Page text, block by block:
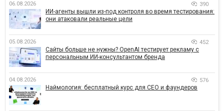
06.08.2026 390
ИИ-агенты вышли из-под контроля во время тестирования:
они атаковали реальные цели
05.08.2026 452
Сайты больше не нужны? OpenAI тестирует рекламу с
персональным ИИ-консультантом бренда
04.08.2026 576
Наймология: бесплатный курс для CEO и фаундеров